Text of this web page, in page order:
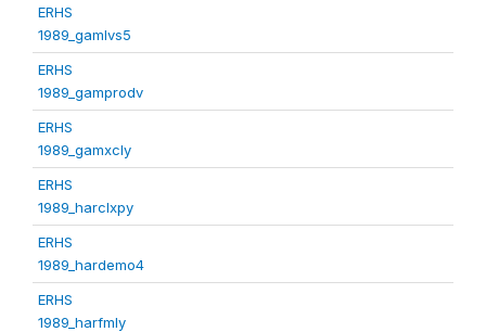
ERHS
1989_gamlvs5
ERHS
1989_gamprodv
ERHS
1989_gamxcly
ERHS
1989_harclxpy
ERHS
1989_hardemo4
ERHS
1989_harfmly